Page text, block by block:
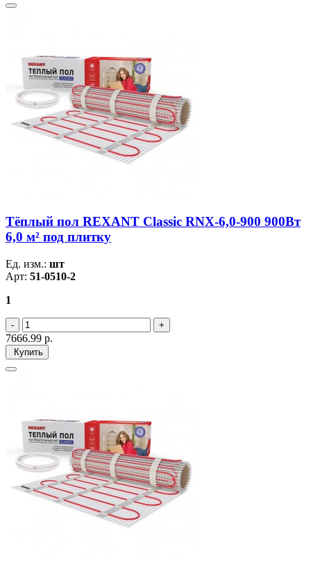
Тёплый пол REXANT Classic RNX-6,0-900 900Вт
6,0 м² под плитку
Ед. изм.: шт
Арт: 51-0510-2
1
7666.99 р.
Купить